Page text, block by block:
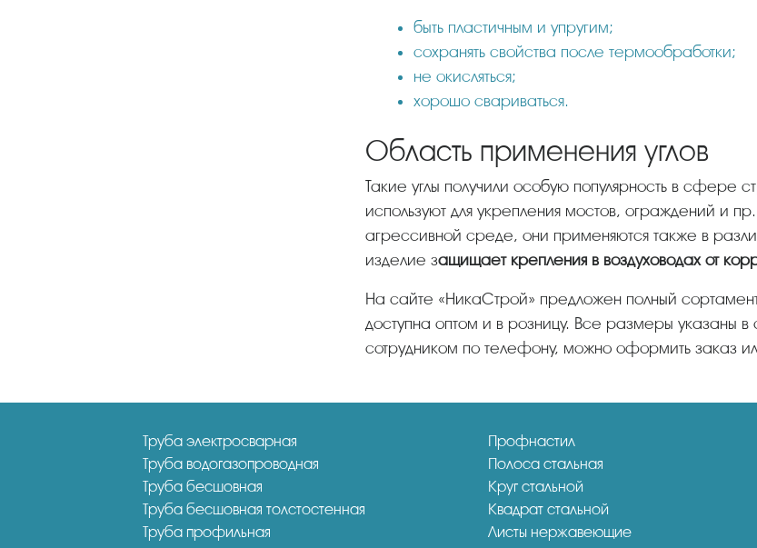
быть пластичным и упругим;
сохранять свойства после термообработки;
не окисляться;
хорошо свариваться.
Область применения углов
Такие углы получили особую популярность в сфере строительства и архитектуры. Нередко их
используют для укрепления мостов, ограждений и
агрессивной среде, они применяются также в
изделие защищает крепления в воздуховодах от
На сайте «НикаСтрой» предложен полный сортамент продукции. Продажа в погонных метрах
доступна оптом и в розницу. Все размеры указаны
сотрудником по телефону, можно оформить заказ
Труба электросварная
Труба водогазопроводная
Труба бесшовная
Труба бесшовная толстостенная
Труба профильная
Профнастил
Полоса стальная
Круг стальной
Квадрат стальной
Листы нержавеющие